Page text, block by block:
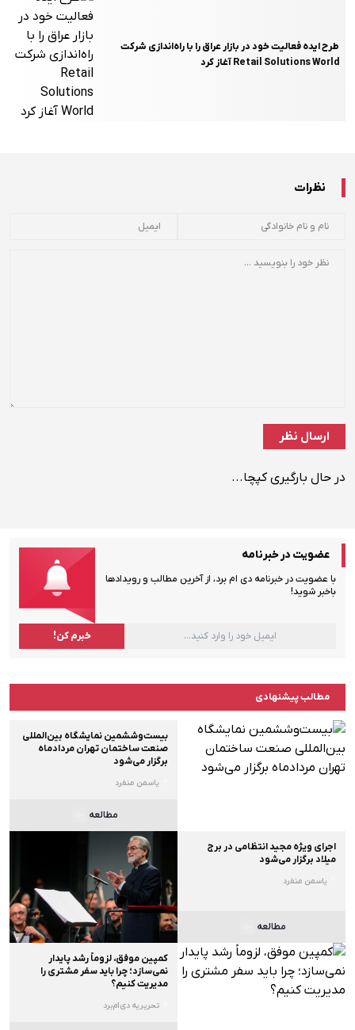
طرح ایده فعالیت خود در بازار عراق را با راه‌اندازی شرکت
Retail Solutions World آغاز کرد
نظرات
در حال بارگیری کپچا...
عضویت در خبرنامه
با عضویت در خبرنامه دی ام برد، از آخرین مطالب و رویدادها
باخبر شوید!
مطالب پیشنهادی
بیست‌وششمین نمایشگاه بین‌المللی
صنعت ساختمان تهران مردادماه
برگزار می‌شود
یاسمن منفرد
مطالعه
اجرای ویژه مجید انتظامی در برج
میلاد برگزار می‌شود
یاسمن منفرد
مطالعه
کمپین موفق، لزوماً رشد پایدار
نمی‌سازد؛ چرا باید سفر مشتری را
مدیریت کنیم؟
تحریریه دی‌ام‌برد